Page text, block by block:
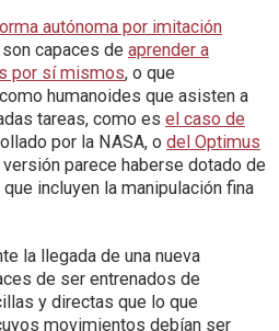
autónoma por imitación
son capaces de aprender a
por sí mismos, o que
humanoides que asisten a
tareas, como es el caso de
por la NASA, o del Optimus
parece haberse dotado de
incluyen la manipulación fina
la llegada de una nueva
de ser entrenados de
y directas que lo que
movimientos debían ser